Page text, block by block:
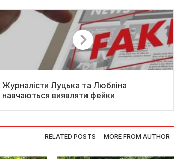
Журналісти Луцька та Любліна
навчаються виявляти фейки
RELATED POSTS MORE FROM AUTHOR